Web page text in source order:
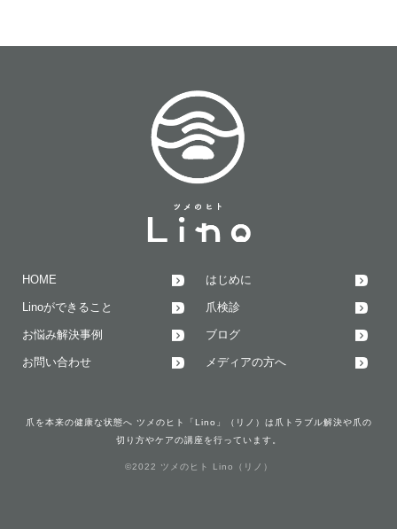
HOME はじめに
Linoができること 爪検診
お悩み解決事例 ブログ
お問い合わせ メディアの方へ
爪を本来の健康な状態へ ツメのヒト「Lino」（リノ）は爪トラブル解決や爪の
切り方やケアの講座を行っています。
©2022 ツメのヒト Lino（リノ）